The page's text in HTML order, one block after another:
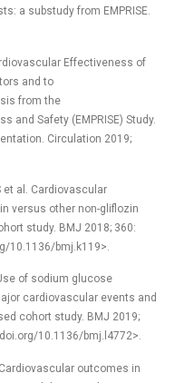
a substudy from EMPRISE.
Effectiveness of
and to
from the
and Safety (EMPRISE) Study.
Circulation 2019;
et al. Cardiovascular
versus other non-gliflozin
study. BMJ 2018; 360:
10.1136/bmj.k119>.
of sodium glucose
cardiovascular events and
cohort study. BMJ 2019;
10.1136/bmj.l4772>.
outcomes in